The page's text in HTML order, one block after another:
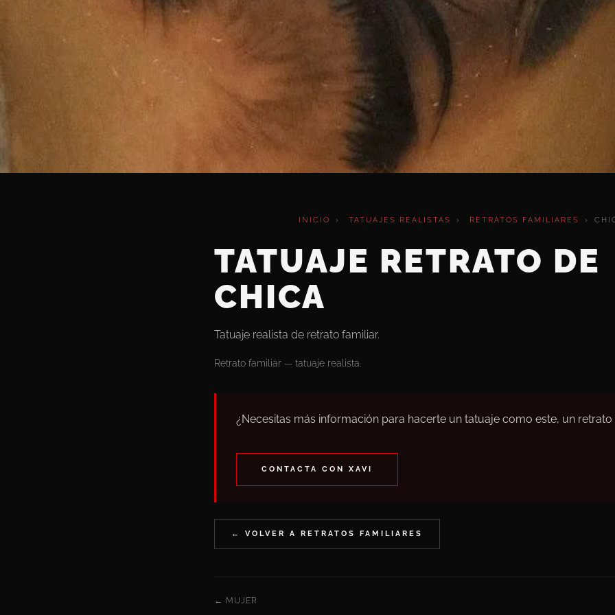
INICIO › TATUAJES REALISTAS › RETRATOS FAMILIARES ›
TATUAJE RETRATO DE
CHICA
Tatuaje realista de retrato familiar.
Retrato familiar — tatuaje realista.
¿Necesitas más información para hacerte un tatuaje como este, un retrato
CONTACTA CON XAVI
← VOLVER A RETRATOS FAMILIARES
← MUJER